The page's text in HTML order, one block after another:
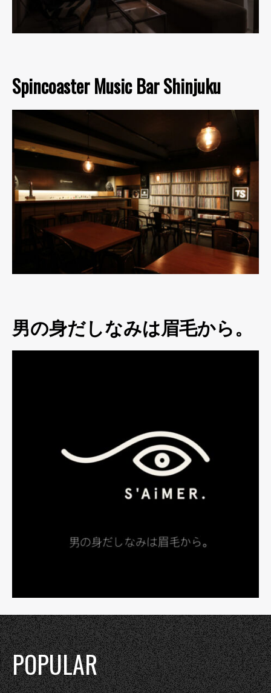
Spincoaster Music Bar Shinjuku
男の身だしなみは眉毛から。
POPULAR